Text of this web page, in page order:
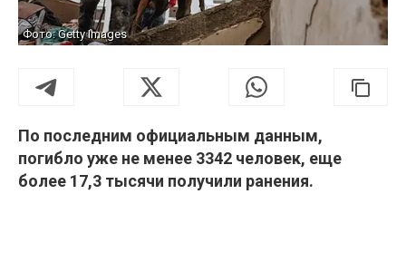
Фото: Getty Images
По последним официальным данным,
погибло уже не менее 3342 человек, еще
более 17,3 тысячи получили ранения.